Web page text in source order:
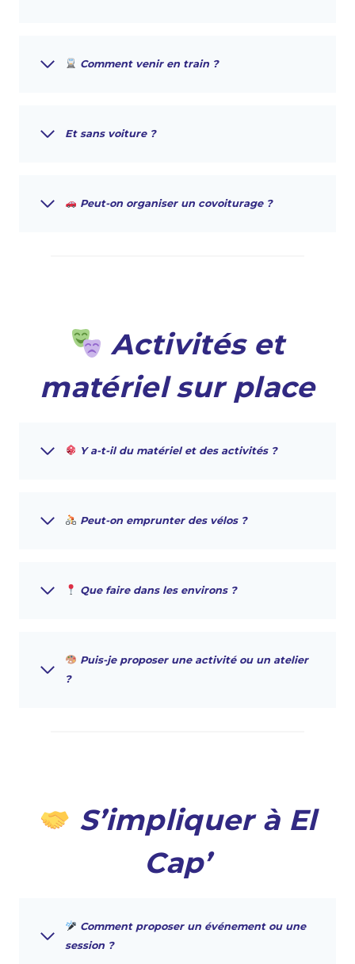
Comment venir en train ?
Etsans voiture ?
Peut-on organiser un covoiturage ?
Activités et
matériel sur place
Y a-t-il du matériel et des activités ?
Peut-on emprunter des vélos ?
Que faire dans les environs ?
Puis-je proposer une activité ou un atelier
?
S’impliquer à El
Cap’
Comment proposer un événement ou une
session ?